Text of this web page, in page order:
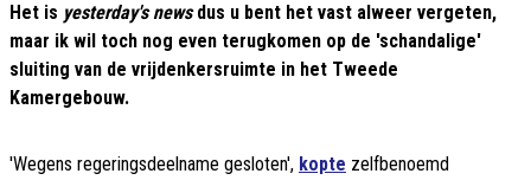
Het is yesterday's newsdus u bent het vast alweer vergeten,
maar ik wil toch nog even terugkomen op de 'schandalige'
sluiting van de vrijdenkersruimte in het Tweede
Kamergebouw.
'Wegens regeringsdeelname gesloten', kopte zelfbenoemd